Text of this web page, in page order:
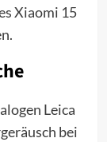
Xiaomi 15
Leica
bei